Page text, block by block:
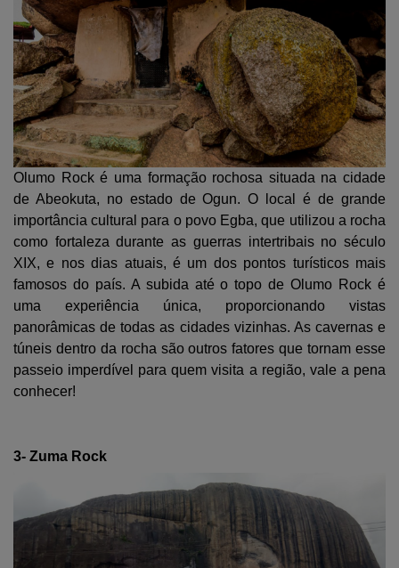
Olumo Rock é uma formação rochosa situada na cidade
de Abeokuta, no estado de Ogun. O local é de grande
importância cultural para o povo Egba, que utilizou a rocha
como fortaleza durante as guerras intertribais no século
XIX, e nos dias atuais, é um dos pontos turísticos mais
famosos do país. A subida até o topo de Olumo Rock é
uma experiência única, proporcionando vistas
panorâmicas de todas as cidades vizinhas. As cavernas e
túneis dentro da rocha são outros fatores que tornam esse
passeio imperdível para quem visita a região, vale a pena
conhecer!
3- Zuma Rock